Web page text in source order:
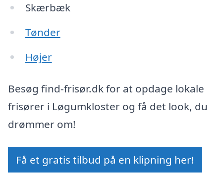
Skærbæk
Tønder
Højer
Besøg find-frisør.dk for at opdage lokale
frisører i Løgumkloster og få det look, du
drømmer om!
Få et gratis tilbud på en klipning her!